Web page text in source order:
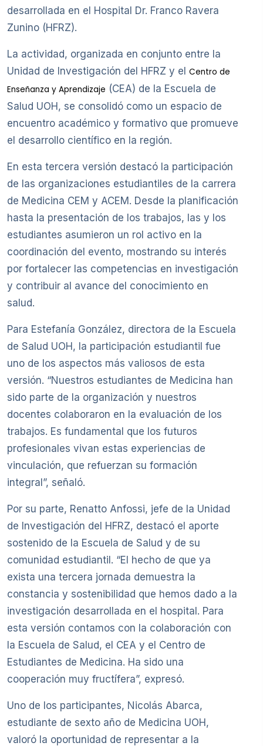
desarrollada en el Hospital Dr. Franco Ravera
Zunino (HFRZ).
La actividad, organizada en conjunto entre la
Unidad de Investigación del HFRZ y el Centro de
Enseñanza y Aprendizaje (CEA) de la Escuela de
Salud UOH, se consolidó como un espacio de
encuentro académico y formativo que promueve
el desarrollo científico en la región.
En esta tercera versión destacó la participación
de las organizaciones estudiantiles de la carrera
de Medicina CEM y ACEM. Desde la planificación
hasta la presentación de los trabajos, las y los
estudiantes asumieron un rol activo en la
coordinación del evento, mostrando su interés
por fortalecer las competencias en investigación
y contribuir al avance del conocimiento en
salud.
Para Estefanía González, directora de la Escuela
de Salud UOH, la participación estudiantil fue
uno de los aspectos más valiosos de esta
versión. “Nuestros estudiantes de Medicina han
sido parte de la organización y nuestros
docentes colaboraron en la evaluación de los
trabajos. Es fundamental que los futuros
profesionales vivan estas experiencias de
vinculación, que refuerzan su formación
integral”, señaló.
Por su parte, Renatto Anfossi, jefe de la Unidad
de Investigación del HFRZ, destacó el aporte
sostenido de la Escuela de Salud y de su
comunidad estudiantil. “El hecho de que ya
exista una tercera jornada demuestra la
constancia y sostenibilidad que hemos dado a la
investigación desarrollada en el hospital. Para
esta versión contamos con la colaboración con
la Escuela de Salud, el CEA y el Centro de
Estudiantes de Medicina. Ha sido una
cooperación muy fructífera”, expresó.
Uno de los participantes, Nicolás Abarca,
estudiante de sexto año de Medicina UOH,
valoró la oportunidad de representar a la